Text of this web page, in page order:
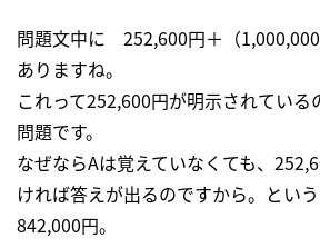
問題文中に 252,600円＋（
ありますね。
これって252,600円が明示されている
問題です。
なぜならAは覚えていなくても、
ければ答えが出るのですから。とい
842,000円。